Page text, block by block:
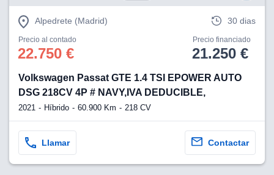
Alpedrete (Madrid) 30 dias
Precio al contado
22.750 €
Precio financiado
21.250 €
Volkswagen Passat GTE 1.4 TSI EPOWER AUTO
DSG 218CV 4P # NAVY,IVA DEDUCIBLE,
2021 Híbrido 60.900 Km 218 CV
Llamar Contactar